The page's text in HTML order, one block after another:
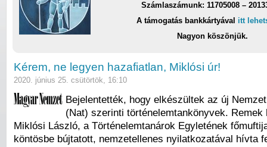
Számlaszámunk: 11705008 –
A támogatás bankkártyával itt
Nagyon köszönjük.
Kérem, ne legyen hazafiatlan, Miklósi úr!
2020. június 25. csütörtök, 16:10
Bejelentették, hogy elkészültek az új
(Nat) szerinti történelemtankönyvek. Remek
Miklósi László, a Történelemtanárok Egyletének
köntösbe bújtatott, nemzetellenes nyilatkozatával hívta